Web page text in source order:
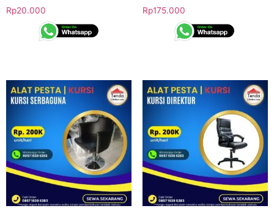
Rp20.000 Rp175.000